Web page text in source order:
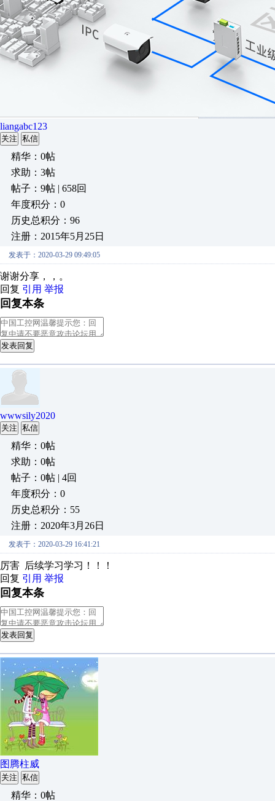
liangabc123
关注 私信
精华：0帖
求助：3帖
帖子：9帖 | 658回
年度积分：0
历史总积分：96
注册：2015年5月25日
发表于：2020-03-29 09:49:05
谢谢分享，，。
回复 引用 举报
回复本条
发表回复
wwwsily2020
关注 私信
精华：0帖
求助：0帖
帖子：0帖 | 4回
年度积分：0
历史总积分：55
注册：2020年3月26日
发表于：2020-03-29 16:41:21
厉害 后续学习学习！！！
回复 引用 举报
回复本条
发表回复
图腾柱威
关注 私信
精华：0帖